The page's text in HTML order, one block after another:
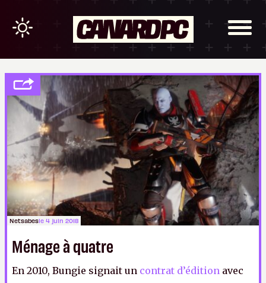
Netsabesle 4 juin 2018
Ménage à quatre
En 2010, Bungie signait un contrat d’édition avec